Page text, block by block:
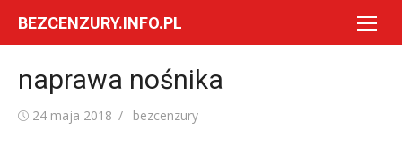
BEZCENZURY.INFO.PL
naprawa nośnika
Posted
24 maja 2018 Author
bezcenzury